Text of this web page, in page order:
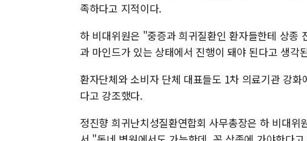
족하다고 지적이다.
하 비대위원은 "중증과 희귀질환인 환자들한테 상종
과 마인드가 있는 상태에서 진행이 돼야 된다고 생각
환자단체와 소비자 단체 대표들도 1차 의료기관 강
다고 강조했다.
정진향 희귀난치성질환연합회 사무총장은 하 비대